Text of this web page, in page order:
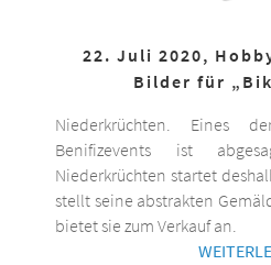
22. Juli 2020,
Bilder für
Niederkrüchten. Eines
Benifizevents ist
Niederkrüchten startet
stellt seine abstrakten
bietet sie zum Verkauf an.